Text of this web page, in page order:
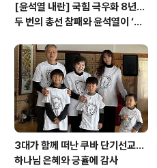
[윤석열 내란] 국힘 극우화 8년…
두 번의 총선 참패와 윤석열이 ‘폭
3대가 함께 떠난 쿠바 단기선교...
하나님 은혜와 긍휼에 감사